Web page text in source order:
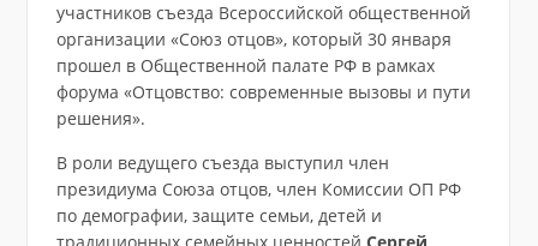
участников съезда Всероссийской общественной
организации «Союз отцов», который 30 января
прошел в Общественной палате РФ в рамках
форума «Отцовство: современные вызовы и пути
решения».
В роли ведущего съезда выступил член
президиума Союза отцов, член Комиссии ОП РФ
по демографии, защите семьи, детей и